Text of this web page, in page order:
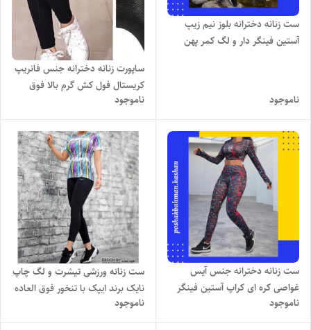
ست زنانه دخترانه بلوز نیم زیپ
آستین فینگر دار و لگ کمر پهن
ناموجود
ساپورت زنانه دخترانه جنس فانریپ
کریستال فول کش گرم بالا فوق
العاده نرم و راحت
ناموجود
ست زنانه دخترانه جنس آیس
غواصی کره ای کراپ آستین فینگر
تنخور بسیار شیک و جذاب
ناموجود
ست زنانه ورزشی تیشرت و لگ چاپ
نایک برند ایپک با تنخور فوق العاده
زیبا و راحت و طرح بسیار شیک و
جذاب
ناموجود